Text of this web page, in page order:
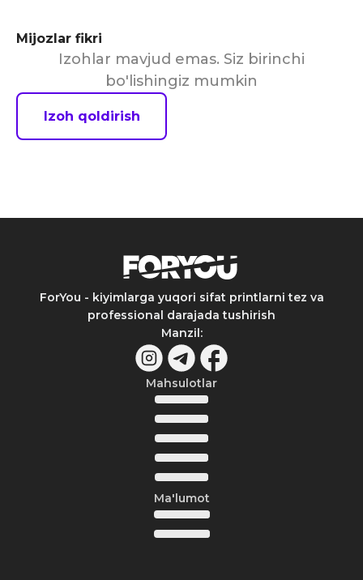
Mijozlar fikri
Izohlar mavjud emas. Siz birinchi
bo'lishingiz mumkin
Izoh qoldirish
ForYou - kiyimlarga yuqori sifat printlarni tez va
professional darajada tushirish
Manzil:
Mahsulotlar
Ma'lumot